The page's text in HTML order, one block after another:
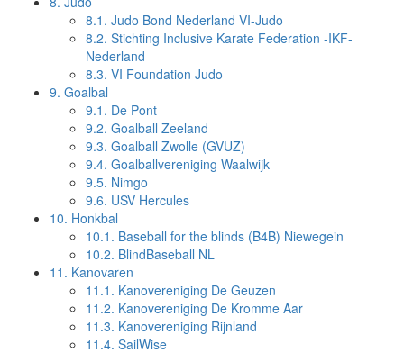
8.1. Judo Bond Nederland VI-Judo
8.2. Stichting Inclusive Karate Federation -IKF-
Nederland
8.3. VI Foundation Judo
9. Goalbal
9.1. De Pont
9.2. Goalball Zeeland
9.3. Goalball Zwolle (GVUZ)
9.4. Goalballvereniging Waalwijk
9.5. Nimgo
9.6. USV Hercules
10. Honkbal
10.1. Baseball for the blinds (B4B) Niewegein
10.2. BlindBaseball NL
11. Kanovaren
11.1. Kanovereniging De Geuzen
11.2. Kanovereniging De Kromme Aar
11.3. Kanovereniging Rijnland
11.4. SailWise